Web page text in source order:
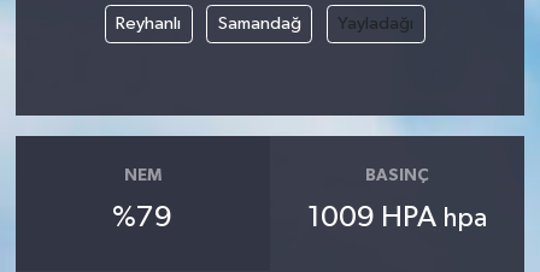
Reyhanlı Samandağ Yayladağı
NEM
%79
BASINÇ
1009 HPA hpa